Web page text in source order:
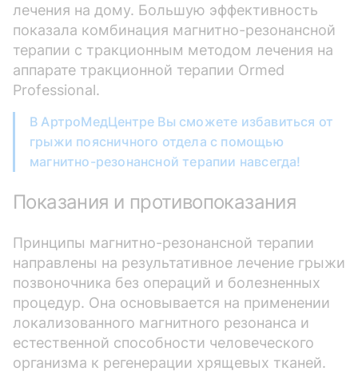
лечения на дому. Большую эффективность
показала комбинация магнитно-резонансной
терапии с тракционным методом лечения на
аппарате тракционной терапии Ormed
Professional.
В АртроМедЦентре Вы сможете избавиться от
грыжи поясничного отдела с помощью
магнитно-резонансной терапии навсегда!
Показания и противопоказания
Принципы магнитно-резонансной терапии
направлены на результативное лечение грыжи
позвоночника без операций и болезненных
процедур. Она основывается на применении
локализованного магнитного резонанса и
естественной способности человеческого
организма к регенерации хрящевых тканей.